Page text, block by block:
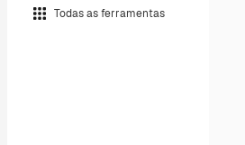
Todas as ferramentas